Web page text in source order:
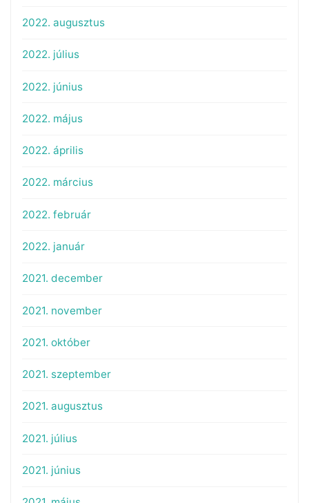
2022. augusztus
2022. július
2022. június
2022. május
2022. április
2022. március
2022. február
2022. január
2021. december
2021. november
2021. október
2021. szeptember
2021. augusztus
2021. július
2021. június